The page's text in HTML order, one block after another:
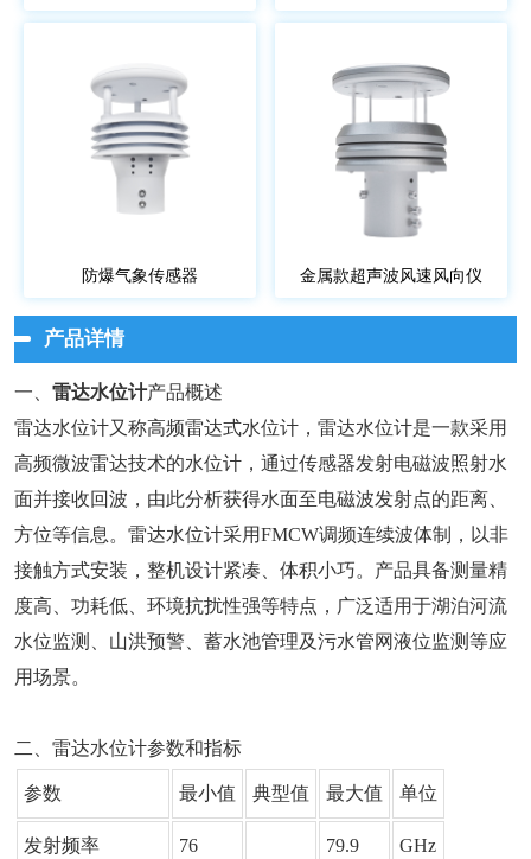
防爆气象传感器 金属款超声波风速风向仪
产品详情
一、 雷达水位计产品概述
雷达水位计又称高频雷达式水位计，雷达水位计是一款采用
高频微波雷达技术的水位计，通过传感器发射电磁波照射水
面并接收回波，由此分析获得水面至电磁波发射点的距离、
方位等信息。雷达水位计采用FMCW调频连续波体制，以非
接触方式安装，整机设计紧凑、体积小巧。产品具备测量精
度高、功耗低、环境抗扰性强等特点，广泛适用于湖泊河流
水位监测、山洪预警、蓄水池管理及污水管网液位监测等应
用场景。
二、雷达水位计参数和指标
参数 最小值 典型值 最大值 单位
发射频率 76 79.9 GHz